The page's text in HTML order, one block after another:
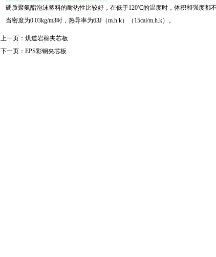
硬质聚氨酯泡沫塑料的耐热性比较好，在低于120℃的温度时，体积和强度都
当密度为0.03kg/m3时，热导率为63J（m.h.k）（15cal/m.h.k）。
上一页：烘道岩棉夹芯板
下一页：EPS彩钢夹芯板